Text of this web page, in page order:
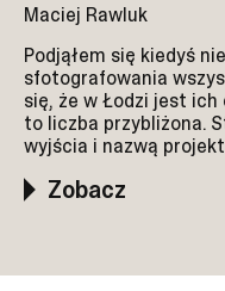
Maciej Rawluk
Podjąłem się kiedyś
sfotografowania
się, że w Łodzi jest
to liczba przybliżona.
wyjścia i nazwą
Zobacz